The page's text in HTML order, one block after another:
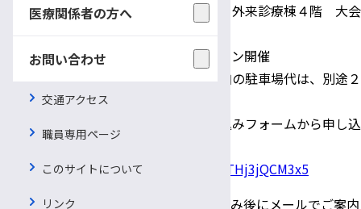
場 所 信州大学医学部附属病院 外来診療棟４階 大会
及び、ZOOMにてオンライン開催
費 用 参加費無料 ※会場参加の駐車場代は、別途２
００円必要です。
申 込 電話または下記専用申し込みフォームから申し込
申し込み〆切 １月２９日
https://forms.gle/4ByrqkTHj3jQCM3x5
※ZOOMへのアクセス方法は、お申し込み後にメールでご案内
医療関係者の方へ
お問い合わせ
交通アクセス
職員専用ページ
このサイトについて
リンク